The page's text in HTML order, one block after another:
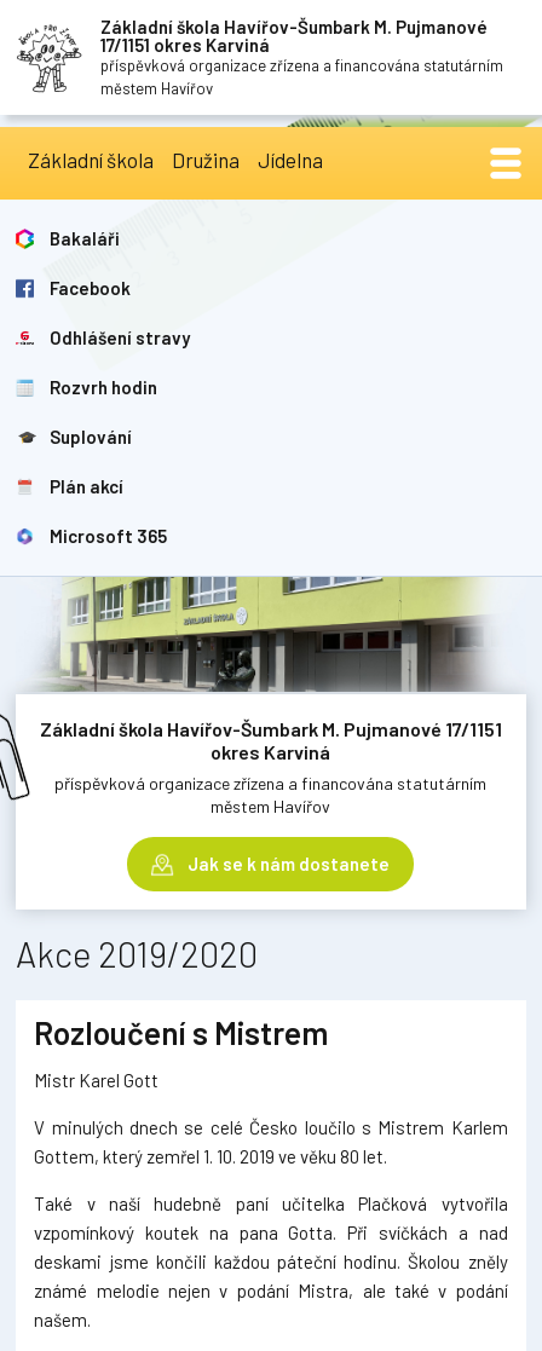
Základní škola Havířov-Šumbark M. Pujmanové
17/1151 okres Karviná
příspěvková organizace zřízena a financována statutárním
městem Havířov
Základní škola Družina Jídelna
Bakaláři
Facebook
Odhlášení stravy
Rozvrh hodin
Suplování
Plán akcí
Microsoft 365
Základní škola Havířov-Šumbark M. Pujmanové 17/1151
okres Karviná
příspěvková organizace zřízena a financována statutárním
městem Havířov
Jak se k nám dostanete
Akce 2019/2020
Rozloučení s Mistrem
Mistr Karel Gott
V minulých dnech se celé Česko loučilo s Mistrem Karlem
Gottem, který zemřel 1. 10. 2019 ve věku 80 let.
Také v naší hudebně paní učitelka Plačková vytvořila
vzpomínkový koutek na pana Gotta. Při svíčkách a nad
deskami jsme končili každou páteční hodinu. Školou zněly
známé melodie nejen v podání Mistra, ale také v podání
našem.